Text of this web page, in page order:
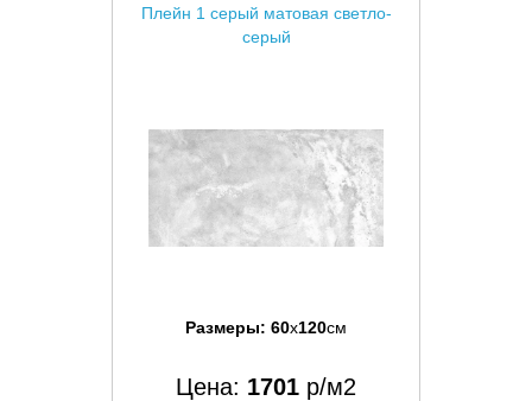
Плейн 1 серый матовая светло-
серый
Размеры: 60x120см
Цена: 1701 р/м2